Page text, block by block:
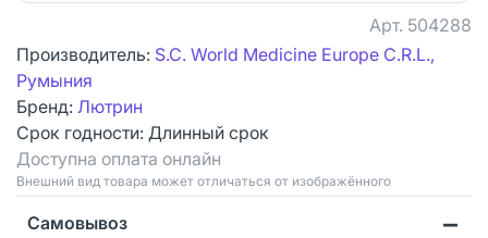
Арт. 504288
Производитель: S.C. World Medicine Europe C.R.L.,
Румыния
Бренд: Лютрин
Срок годности: Длинный срок
Доступна оплата онлайн
Bнешний вид товара может отличаться от изображённого
Самовывоз